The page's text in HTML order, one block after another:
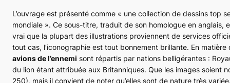
L’ouvrage est présenté comme « une collection de dessins top
mondiale ». Ce sous-titre, traduit de son homologue en anglais,
vrai que la plupart des illustrations proviennent de services
tout cas, l’iconographie est tout bonnement brillante. En
avions de l’ennemi sont répartis par nations belligérantes :
du lion étant attribuée aux Britanniques. Que les images soient
250), mais il convient de noter qu’elles sont de nature très